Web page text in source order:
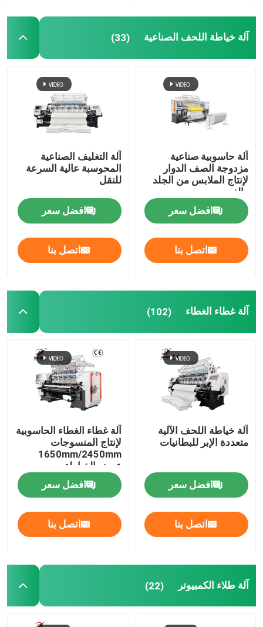
المنتجات
عرض الواقع الافتراضي
معلومات عنا
جولة في المعمل
رقابة جودة
آلة غطاء السلاسل الحاسوبية
آلة خياطة اللحف متعددة الإبر المحوسبة
آلة خياطة اللحف الصناعية
آلة القطع المحوسبة
آلة خياطة اللحف الصناعية (33)
آلة حاسوبية صناعية
مزدوجة الصف الدوار
لإنتاج الملابس من الجلد
والغرور
افضل سعر
اتصل بنا
آلة التغليف الصناعية
المحوسبة عالية السرعة
للنقل
افضل سعر
اتصل بنا
آلة غطاء الغطاء (102)
آلة خياطة اللحف الآلية
متعددة الإبر للبطانيات
افضل سعر
اتصل بنا
آلة غطاء الغطاء الحاسوبية
لإنتاج المنسوجات
1650mm/2450mm
عرض الخياطة
افضل سعر
اتصل بنا
آلة طلاء الكمبيوتر (22)